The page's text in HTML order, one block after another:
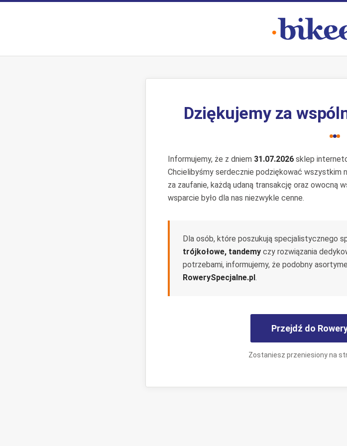
Dziękujemy za
Informujemy, że z dniem 31.07.2026 sklep
Chcielibyśmy serdecznie podziękować wszystkim
za zaufanie, każdą udaną transakcję oraz owocną
wsparcie było dla nas niezwykle cenne.
Dla osób, które poszukują specjalistycznego
trójkołowe, tandemy czy rozwiązania
potrzebami, informujemy, że podobny
RowerySpecjalne.pl.
Przejdź do
Zostaniesz przeniesiony na